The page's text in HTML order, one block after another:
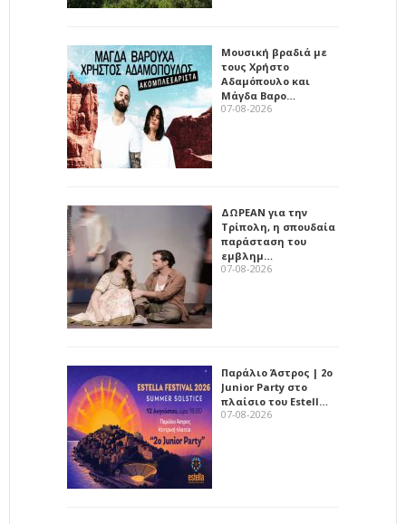
Μουσική βραδιά με
τους Χρήστο
Αδαμόπουλο και
Μάγδα Βαρο…
07-08-2026
ΔΩΡΕΑΝ για την
Τρίπολη, η σπουδαία
παράσταση του
εμβλημ…
07-08-2026
Παράλιο Άστρος | 2ο
Junior Party στο
πλαίσιο του Estell…
07-08-2026